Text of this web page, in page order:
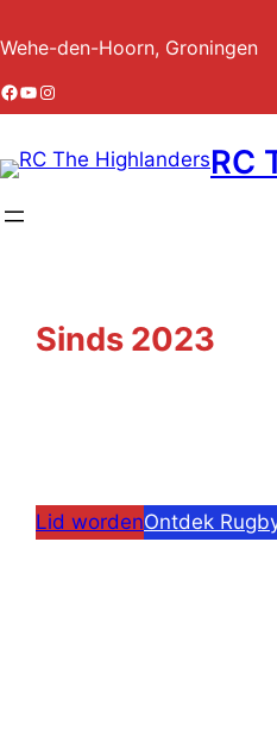
naar
de
inhoud
Wehe-den-Hoorn, Groningen
Facebook
YouTube
Instagram
RC
Sinds 2023
Lid wordenOntdek